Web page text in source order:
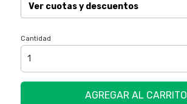
Ver cuotas y descuentos
Cantidad
AGREGAR AL CARRITO